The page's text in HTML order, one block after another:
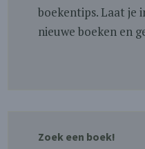
boekentips. Laat je
nieuwe boeken en
Zoek een boek!